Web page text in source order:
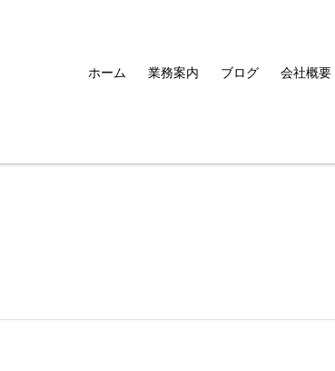
ホーム
業務案内 ブログ 会社概要